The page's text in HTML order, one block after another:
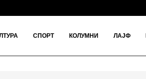
СПОРТ КОЛУМНИ ЛАЈФ